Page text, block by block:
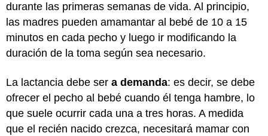
durante las primeras semanas de vida. Al principio,
las madres pueden amamantar al bebé de 10 a 15
minutos en cada pecho y luego ir modificando la
duración de la toma según sea necesario.
La lactancia debe ser a demanda: es decir, se debe
ofrecer el pecho al bebé cuando él tenga hambre, lo
que suele ocurrir cada una a tres horas. A medida
que el recién nacido crezca, necesitará mamar con